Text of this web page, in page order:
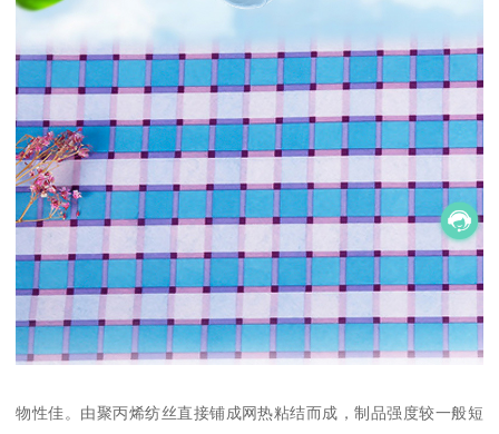
物性佳。由聚丙烯纺丝直接铺成网热粘结而成，制品强度较一般短